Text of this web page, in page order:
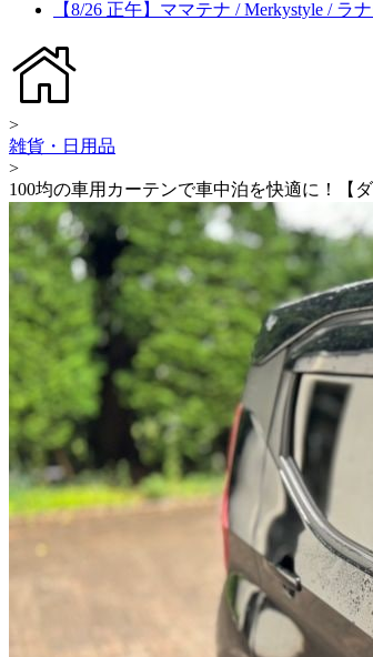
【8/26 正午】ママテナ / Merkystyle / ラ
>
雑貨・日用品
>
100均の車用カーテンで車中泊を快適に！【